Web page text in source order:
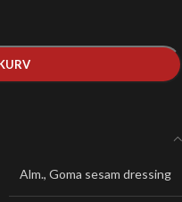
Alm., Goma sesam dressing